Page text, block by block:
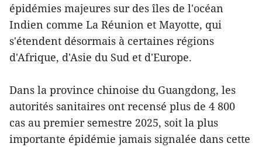
épidémies majeures sur des îles de l'océan
Indien comme La Réunion et Mayotte, qui
s'étendent désormais à certaines régions
d'Afrique, d'Asie du Sud et d'Europe.
Dans la province chinoise du Guangdong, les
autorités sanitaires ont recensé plus de 4 800
cas au premier semestre 2025, soit la plus
importante épidémie jamais signalée dans cette